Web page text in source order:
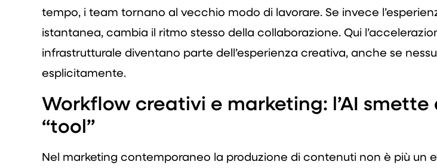
tempo, i team tornano al vecchio modo di lavorare. Se invece
istantanea, cambia il ritmo stesso della collaborazione. Qui
infrastrutturale diventano parte dell’esperienza creativa, anche se
esplicitamente.
Workflow creativi e marketing: l’AI smette
“tool”
Nel marketing contemporaneo la produzione di contenuti non è più un